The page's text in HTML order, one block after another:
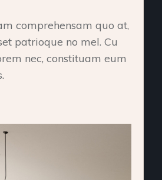
comprehensam quo at,
patrioque no mel. Cu
nec, constituam eum